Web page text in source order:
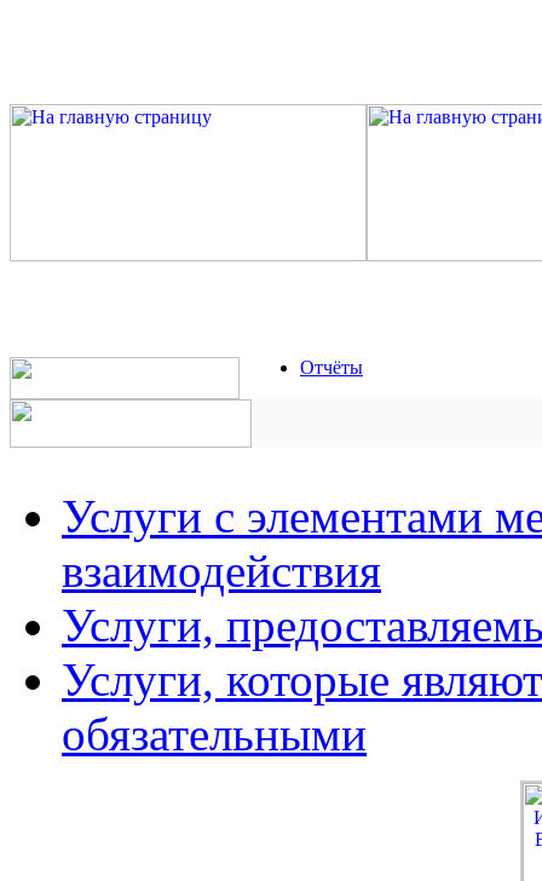
Отчёты
Услуги с элементами
взаимодействия
Услуги,
Услуги, которые
обязательными